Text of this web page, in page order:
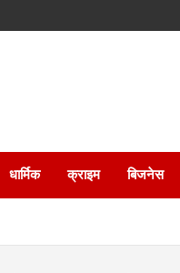
धार्मिक क्राइम बिजनेस